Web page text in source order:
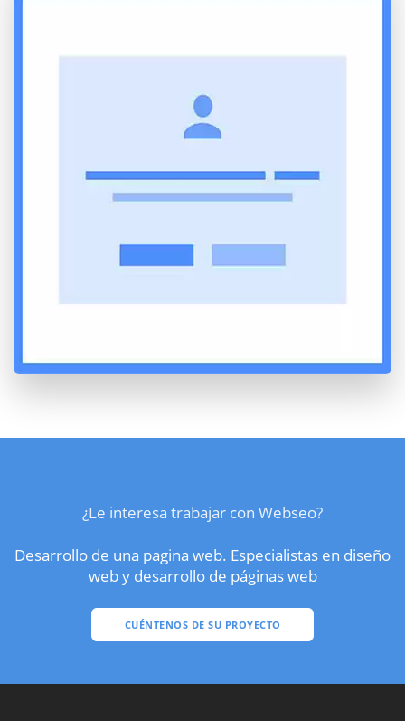
¿Le interesa trabajar con Webseo?
Desarrollo de una pagina web. Especialistas en diseño
web y desarrollo de páginas web
CUÉNTENOS DE SU PROYECTO